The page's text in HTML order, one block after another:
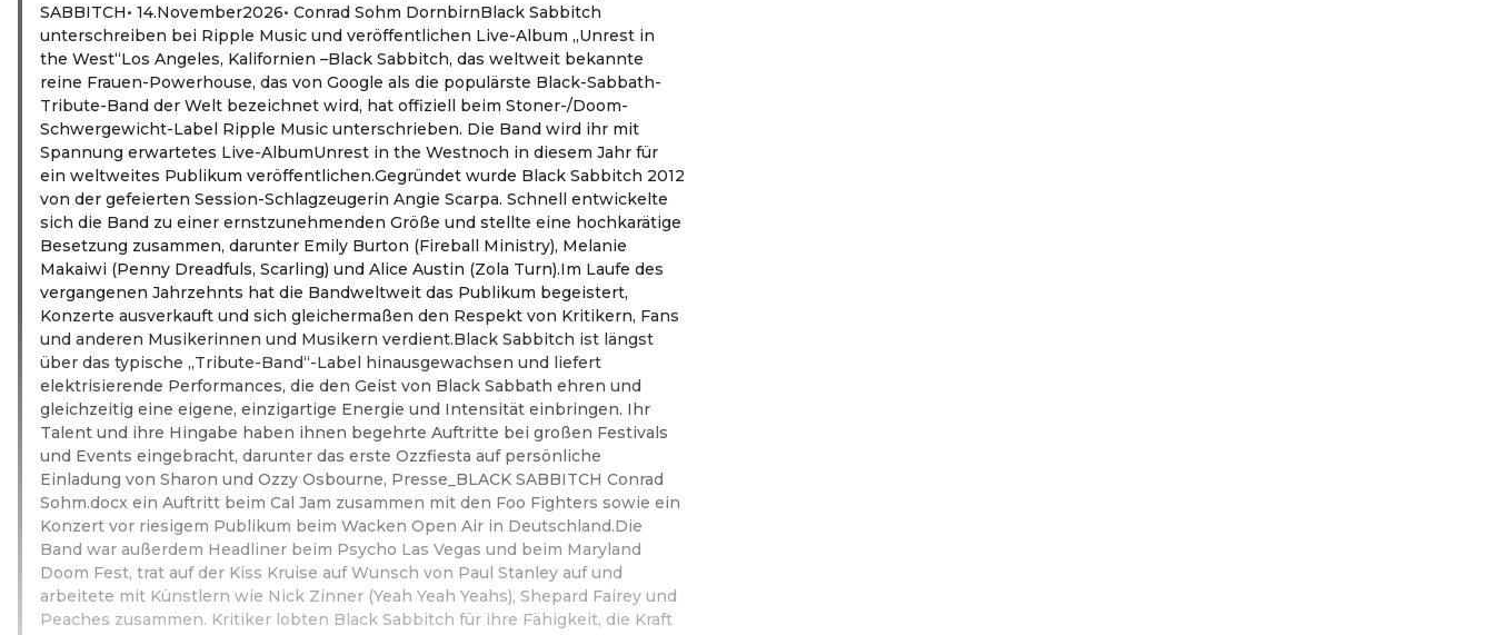
SABBITCH• 14.November2026• Conrad Sohm DornbirnBlack Sabbitch
unterschreiben bei Ripple Music und veröffentlichen Live-Album „Unrest in
the West“Los Angeles, Kalifornien –Black Sabbitch, das weltweit bekannte
reine Frauen-Powerhouse, das von Google als die populärste Black-Sabbath-
Tribute-Band der Welt bezeichnet wird, hat offiziell beim Stoner-/Doom-
Schwergewicht-Label Ripple Music unterschrieben. Die Band wird ihr mit
Spannung erwartetes Live-AlbumUnrest in the Westnoch in diesem Jahr für
ein weltweites Publikum veröffentlichen.Gegründet wurde Black Sabbitch 2012
von der gefeierten Session-Schlagzeugerin Angie Scarpa. Schnell entwickelte
sich die Band zu einer ernstzunehmenden Größe und stellte eine hochkarätige
Besetzung zusammen, darunter Emily Burton (Fireball Ministry), Melanie
Makaiwi (Penny Dreadfuls, Scarling) und Alice Austin (Zola Turn).Im Laufe des
vergangenen Jahrzehnts hat die Bandweltweit das Publikum begeistert,
Konzerte ausverkauft und sich gleichermaßen den Respekt von Kritikern, Fans
und anderen Musikerinnen und Musikern verdient.Black Sabbitch ist längst
über das typische „Tribute-Band“-Label hinausgewachsen und liefert
elektrisierende Performances, die den Geist von Black Sabbath ehren und
gleichzeitig eine eigene, einzigartige Energie und Intensität einbringen. Ihr
Talent und ihre Hingabe haben ihnen begehrte Auftritte bei großen Festivals
und Events eingebracht, darunter das erste Ozzfiesta auf persönliche
Einladung von Sharon und Ozzy Osbourne, Presse_BLACK SABBITCH Conrad
Sohm.docx ein Auftritt beim Cal Jam zusammen mit den Foo Fighters sowie ein
Konzert vor riesigem Publikum beim Wacken Open Air in Deutschland.Die
Band war außerdem Headliner beim Psycho Las Vegas und beim Maryland
Doom Fest, trat auf der Kiss Kruise auf Wunsch von Paul Stanley auf und
arbeitete mit Künstlern wie Nick Zinner (Yeah Yeah Yeahs), Shepard Fairey und
Peaches zusammen. Kritiker lobten Black Sabbitch für ihre Fähigkeit, die Kraft